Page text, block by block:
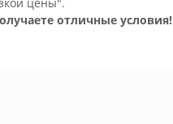
отличные условия!